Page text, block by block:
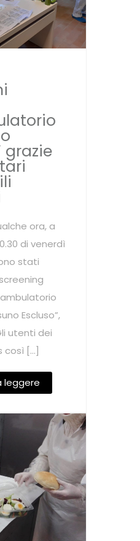
grazie
ora, a
di venerdì
stati
Escluso”,
utenti dei
così […]
leggere